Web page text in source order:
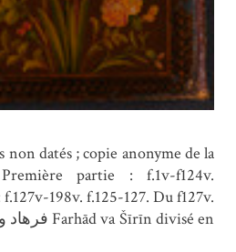
non datés ; copie anonyme de la
partie : f.1v-f124v.
198v. f.125-127. Du f127v.